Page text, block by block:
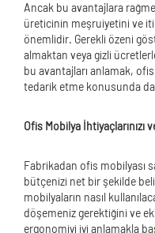
Ancak bu avantajlara
üreticinin meşruiyetini ve
önemlidir. Gerekli özeni
almaktan veya gizli
bu avantajları anlamak,
tedarik etme konusunda
Ofis Mobilya
Fabrikadan ofis mobilyası
bütçenizi net bir şekilde
mobilyaların nasıl
döşemeniz gerektiğini ve
ergonomiyi iyi anlamakla